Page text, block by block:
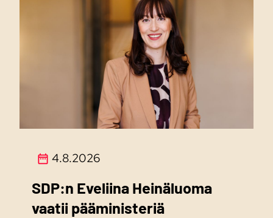
4.8.2026
SDP:n Eveliina Heinäluoma
vaatii pääministeriä